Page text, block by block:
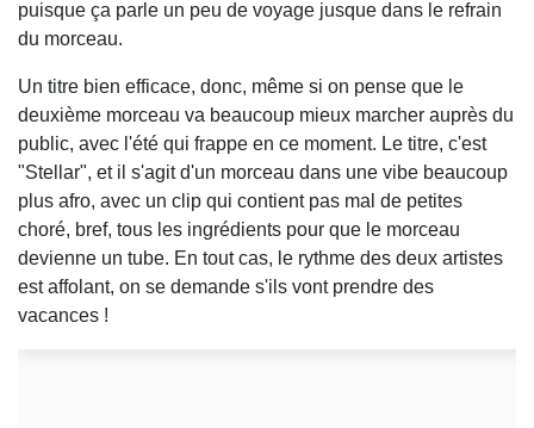
puisque ça parle un peu de voyage jusque dans le refrain
du morceau.
Un titre bien efficace, donc, même si on pense que le
deuxième morceau va beaucoup mieux marcher auprès du
public, avec l'été qui frappe en ce moment. Le titre, c'est
"Stellar", et il s'agit d'un morceau dans une vibe beaucoup
plus afro, avec un clip qui contient pas mal de petites
choré, bref, tous les ingrédients pour que le morceau
devienne un tube. En tout cas, le rythme des deux artistes
est affolant, on se demande s'ils vont prendre des
vacances !